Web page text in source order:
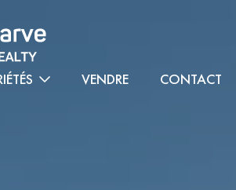
VENDRE CONTACT